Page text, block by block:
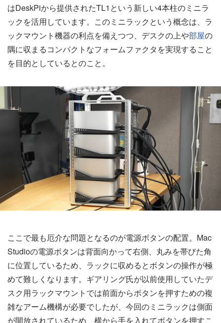
はDeskPiから提供されたTL1という新しい4本柱のミニラ
ックを活用しています。このミニラックという概念は、ラ
ックマウント機器の利点を備えつつ、デスクの上や部屋の
隅に収まるコンパクトなフォームファクタを実現すること
を目的としているとのこと。
ここで最も厄介な問題となるのが電源ボタンの配置。Mac
Studioの電源ボタンは背面向かって右側、丸みを帯びた角
に位置しているため、ラックに収めるとボタンの操作が極
めて難しくなります。ギアリング氏が以前使用していたデ
スク用ラックマウントでは前面からボタンを押すための複
雑なアーム機構が必要でしたが、今回のミニラックは側面
が開放されているため、横から手を入れてボタンを押すこ